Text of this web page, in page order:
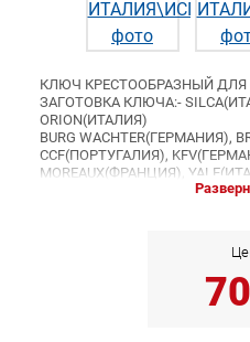
КЛЮЧ КРЕСТООБРАЗНЫЙ
ЗАГОТОВКА КЛЮЧА:-
ORION(ИТАЛИЯ)
BURG WACHTER(ГЕРМАНИЯ),
CCF(ПОРТУГАЛИЯ),
MOREAUX(ФРАНЦИЯ),